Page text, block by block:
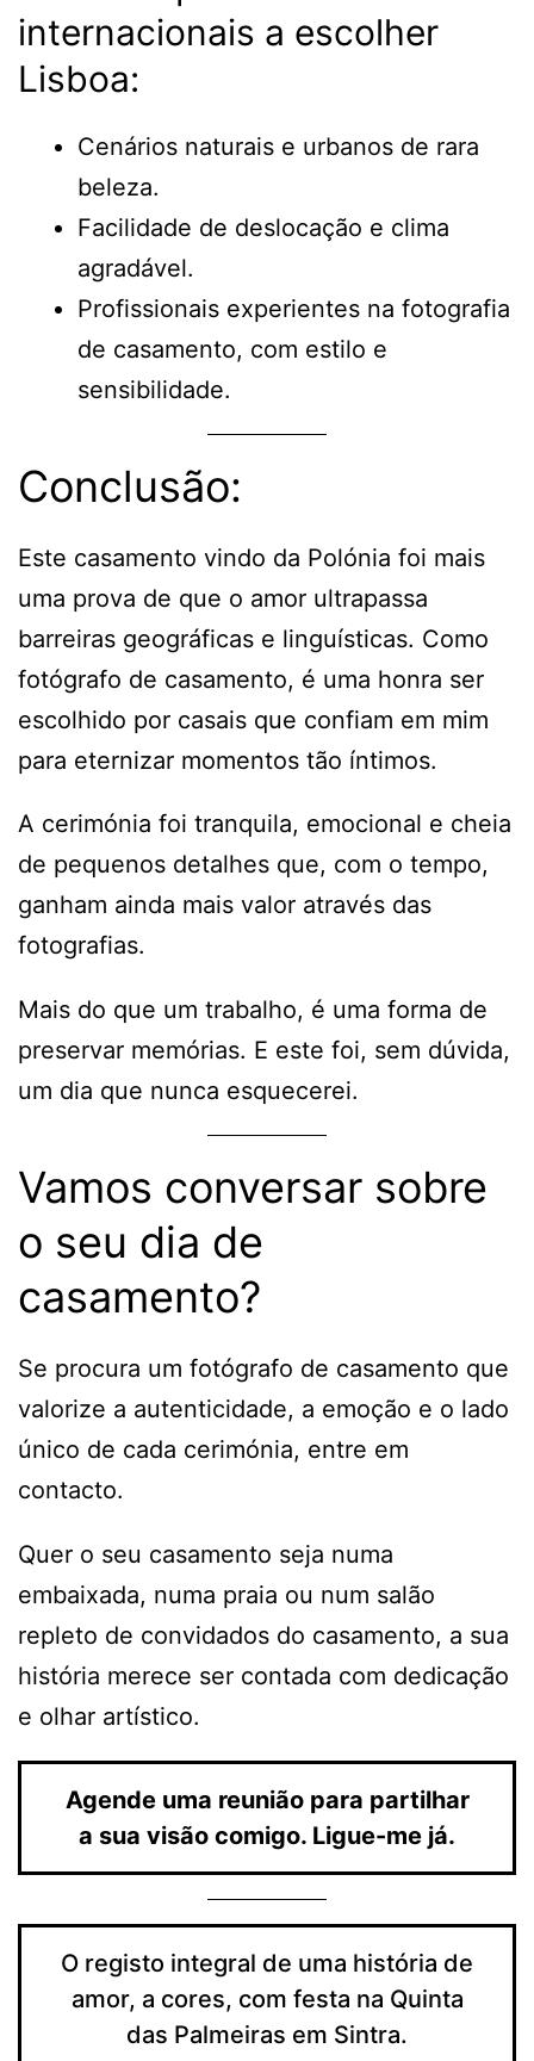
internacionais a escolher
Lisboa:
Cenários naturais e urbanos de rara
beleza.
Facilidade de deslocação e clima
agradável.
Profissionais experientes na fotografia
de casamento, com estilo e
sensibilidade.
Conclusão:
Este casamento vindo da Polónia foi mais
uma prova de que o amor ultrapassa
barreiras geográficas e linguísticas. Como
fotógrafo de casamento, é uma honra ser
escolhido por casais que confiam em mim
para eternizar momentos tão íntimos.
A cerimónia foi tranquila, emocional e cheia
de pequenos detalhes que, com o tempo,
ganham ainda mais valor através das
fotografias.
Mais do que um trabalho, é uma forma de
preservar memórias. E este foi, sem dúvida,
um dia que nunca esquecerei.
Vamos conversar sobre
o seu dia de
casamento?
Se procura um fotógrafo de casamento que
valorize a autenticidade, a emoção e o lado
único de cada cerimónia, entre em
contacto.
Quer o seu casamento seja numa
embaixada, numa praia ou num salão
repleto de convidados do casamento, a sua
história merece ser contada com dedicação
e olhar artístico.
Agende uma reunião para partilhar
a sua visão comigo. Ligue-me já.
O registo integral de uma história de
amor, a cores, com festa na Quinta
das Palmeiras em Sintra.